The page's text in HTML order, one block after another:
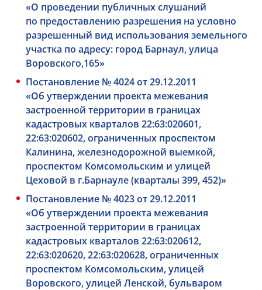
«О проведении публичных слушаний
по предоставлению разрешения на условно
разрешенный вид использования земельного
участка по адресу: город Барнаул, улица
Воровского,165»
Постановление № 4024 от 29.12.2011
«Об утверждении проекта межевания
застроенной территории в границах
кадастровых кварталов 22:63:020601,
22:63:020602, ограниченных проспектом
Калинина, железнодорожной выемкой,
проспектом Комсомольским и улицей
Цеховой в г.Барнауле (кварталы 399, 452)»
Постановление № 4023 от 29.12.2011
«Об утверждении проекта межевания
застроенной территории в границах
кадастровых кварталов 22:63:020612,
22:63:020620, 22:63:020628, ограниченных
проспектом Комсомольским, улицей
Воровского, улицей Ленской, бульваром